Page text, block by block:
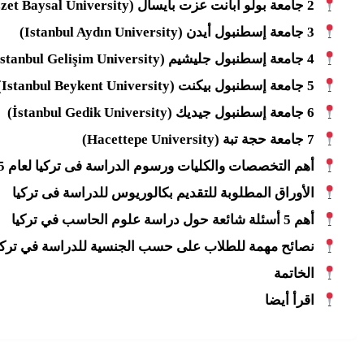
2 جامعة بولو أبانت عزت بايسال (Abant İzzet Baysal University)
3 جامعة إسطنبول أيدن (Istanbul Aydın University)
4 جامعة إسطنبول جليشيم (Istanbul Gelişim University)
5 جامعة إسطنبول بيكنت (Istanbul Beykent University)
6 جامعة إسطنبول جيديك (İstanbul Gedik University)
7 جامعة حجة تبة (Hacettepe University)
أهم التخصصات والكليات ورسوم الدراسة فى تركيا لعام 2025-2026
الأوراق المطلوبة للتقديم بكالوريوس للدراسة فى تركيا
أهم 5 أسئلة شائعة حول دراسة علوم الحاسب في تركيا
نصائح مهمة للطلاب على حسب الجنسية للدراسة في
الخاتمة
اقرأ أيضا